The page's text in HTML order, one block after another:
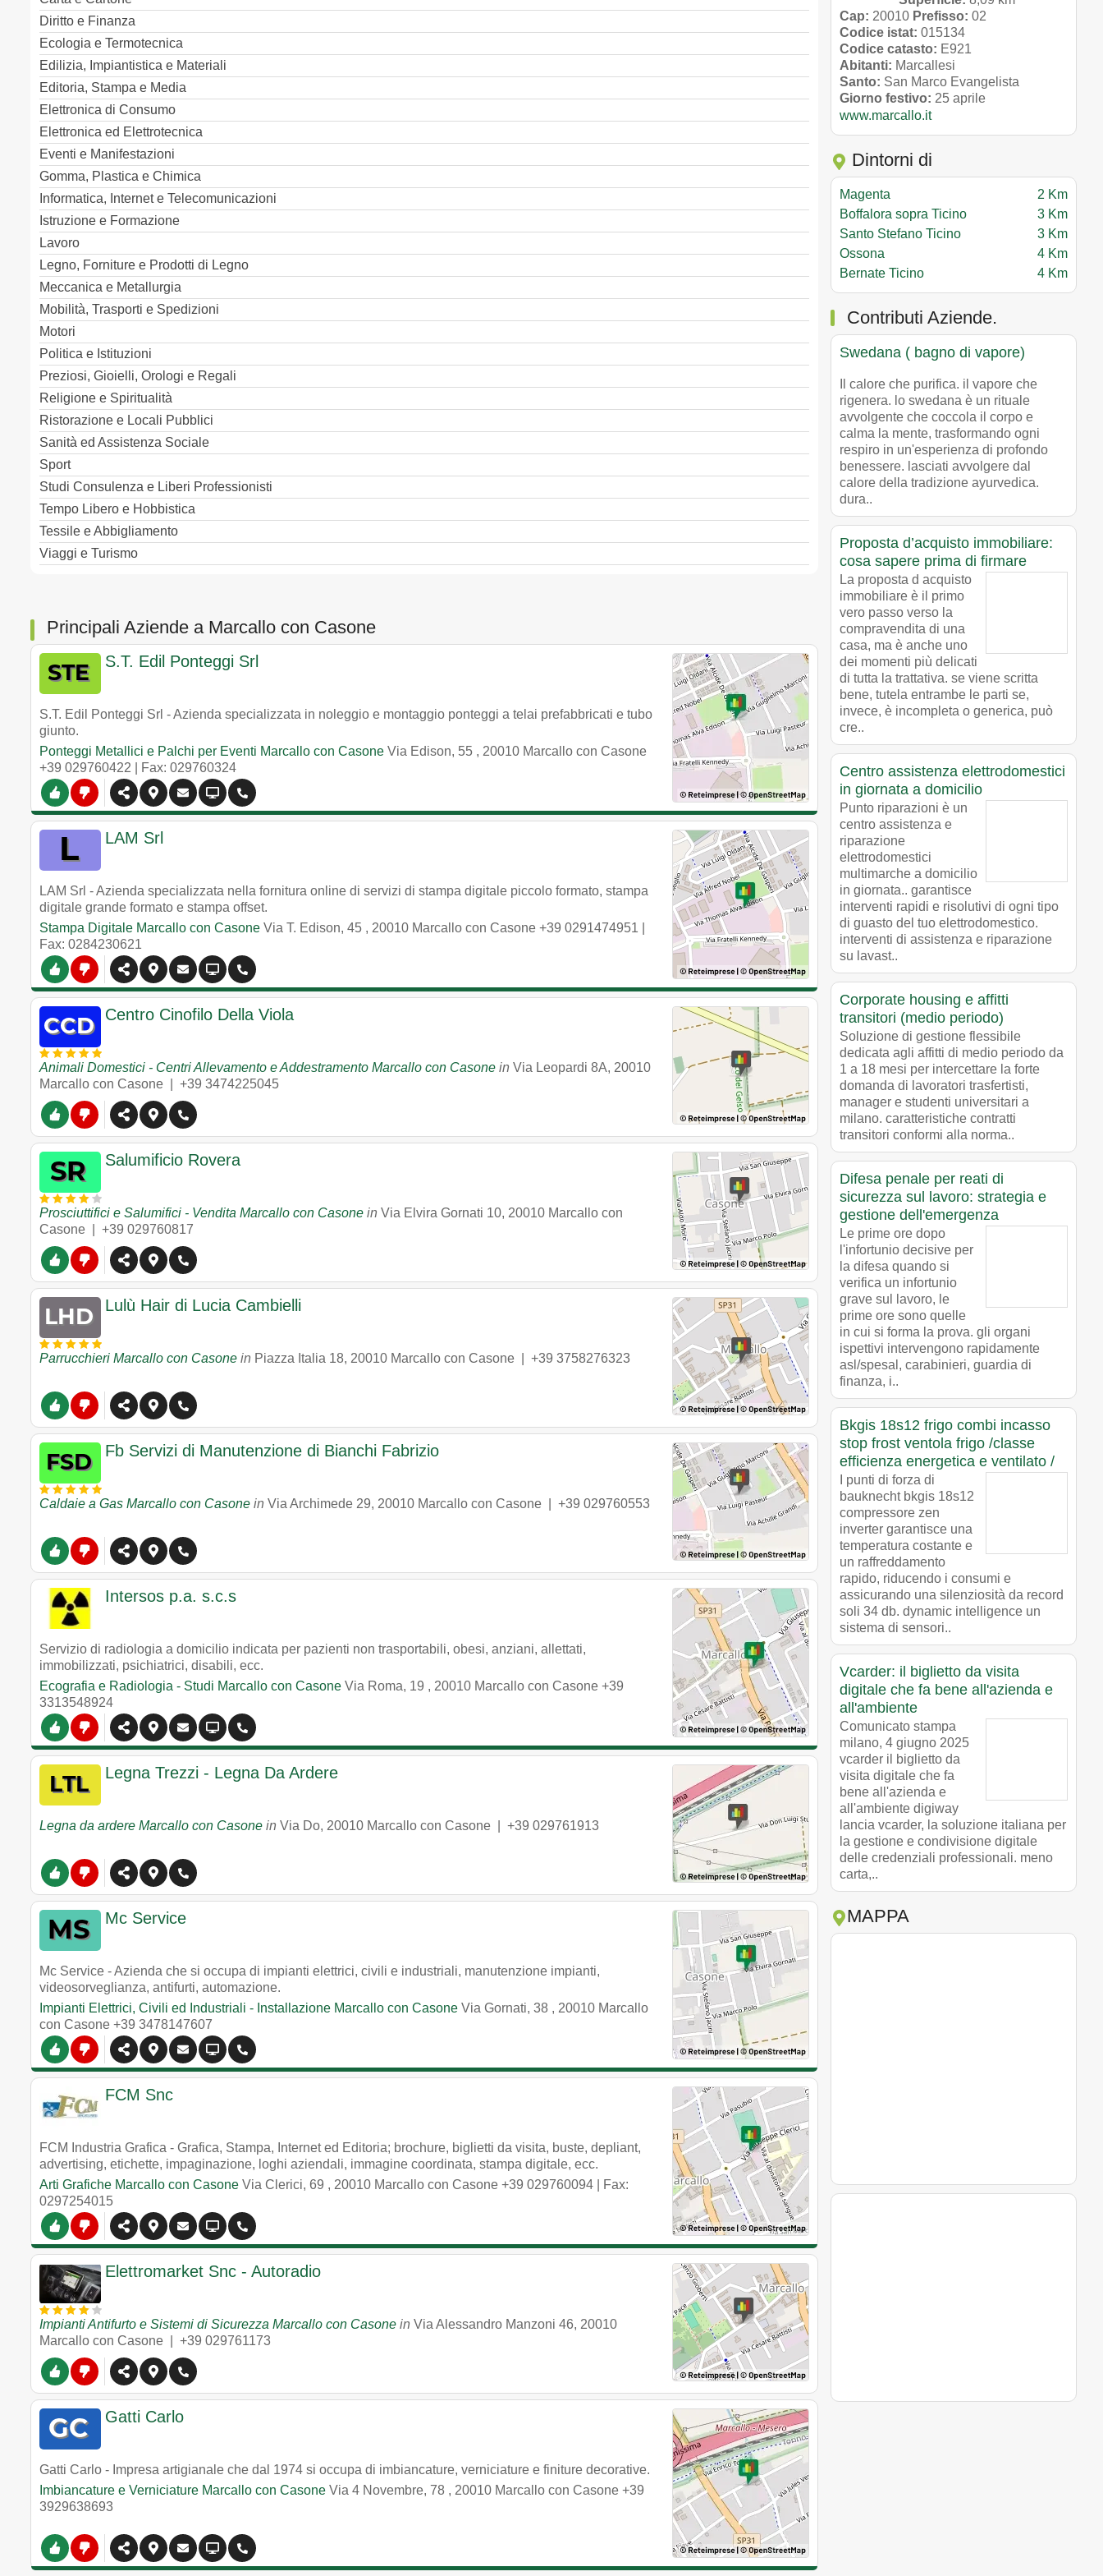
Diritto e Finanza
Ecologia e Termotecnica
Edilizia, Impiantistica e Materiali
Editoria, Stampa e Media
Elettronica di Consumo
Elettronica ed Elettrotecnica
Eventi e Manifestazioni
Gomma, Plastica e Chimica
Informatica, Internet e Telecomunicazioni
Istruzione e Formazione
Lavoro
Legno, Forniture e Prodotti di Legno
Meccanica e Metallurgia
Mobilità, Trasporti e Spedizioni
Motori
Politica e Istituzioni
Preziosi, Gioielli, Orologi e Regali
Religione e Spiritualità
Ristorazione e Locali Pubblici
Sanità ed Assistenza Sociale
Sport
Studi Consulenza e Liberi Professionisti
Tempo Libero e Hobbistica
Tessile e Abbigliamento
Viaggi e Turismo
Principali Aziende a Marcallo con Casone
S.T. Edil Ponteggi Srl
S.T. Edil Ponteggi Srl - Azienda specializzata in noleggio e montaggio ponteggi a telai prefabbricati e tubo
giunto.
Ponteggi Metallici e Palchi per Eventi Marcallo con Casone Via Edison, 55 , 20010 Marcallo con Casone
+39 029760422 | Fax: 029760324
LAM Srl
LAM Srl - Azienda specializzata nella fornitura online di servizi di stampa digitale piccolo formato, stampa
digitale grande formato e stampa offset.
Stampa Digitale Marcallo con Casone Via T. Edison, 45 , 20010 Marcallo con Casone +39 0291474951
Fax: 0284230621
Centro Cinofilo Della Viola
Animali Domestici - Centri Allevamento e Addestramento Marcallo con Casone in Via Leopardi 8A, 20010
Marcallo con Casone
+39 3474225045
Salumificio Rovera
Prosciuttifici e Salumifici - Vendita Marcallo con Casone in Via Elvira Gornati 10, 20010 Marcallo con
Casone
+39 029760817
Lulù Hair di Lucia Cambielli
Parrucchieri Marcallo con Casone in Piazza Italia 18, 20010 Marcallo con Casone +39 3758276323
Fb Servizi di Manutenzione di Bianchi Fabrizio
Caldaie a Gas Marcallo con Casone in Via Archimede 29, 20010 Marcallo con Casone +39 029760553
Intersos p.a. s.c.s
Servizio di radiologia a domicilio indicata per pazienti non trasportabili, obesi, anziani, allettati,
immobilizzati, psichiatrici, disabili, ecc.
Ecografia e Radiologia - Studi Marcallo con Casone Via Roma, 19 , 20010 Marcallo con Casone +39
3313548924
Legna Trezzi - Legna Da Ardere
Legna da ardere Marcallo con Casone in Via Do, 20010 Marcallo con Casone +39 029761913
Mc Service
Mc Service - Azienda che si occupa di impianti elettrici, civili e industriali, manutenzione impianti,
videosorveglianza, antifurti, automazione.
Impianti Elettrici, Civili ed Industriali - Installazione Marcallo con Casone Via Gornati, 38 , 20010 Marcallo
con Casone +39 3478147607
FCM Snc
FCM Industria Grafica - Grafica, Stampa, Internet ed Editoria; brochure, biglietti da visita, buste, depliant,
advertising, etichette, impaginazione, loghi aziendali, immagine coordinata, stampa digitale, ecc.
Arti Grafiche Marcallo con Casone Via Clerici, 69 , 20010 Marcallo con Casone +39 029760094 | Fax:
0297254015
Elettromarket Snc - Autoradio
Impianti Antifurto e Sistemi di Sicurezza Marcallo con Casone in Via Alessandro Manzoni 46, 20010
Marcallo con Casone
+39 029761173
Gatti Carlo
Gatti Carlo - Impresa artigianale che dal 1974 si occupa di imbiancature, verniciature e finiture decorative.
Imbiancature e Verniciature Marcallo con Casone Via 4 Novembre, 78 , 20010 Marcallo con Casone +39
3929638693
Cap: 20010 Prefisso: 02
Codice istat: 015134
Codice catasto: E921
Abitanti: Marcallesi
Santo: San Marco Evangelista
Giorno festivo: 25 aprile
www.marcallo.it
Dintorni di
Magenta
2 Km
Boffalora sopra Ticino
3 Km
Santo Stefano Ticino
3 Km
Ossona
4 Km
Bernate Ticino
4 Km
Contributi Aziende.
Swedana ( bagno di vapore)
Il calore che purifica. il vapore che
rigenera. lo swedana è un rituale
avvolgente che coccola il corpo e
calma la mente, trasformando ogni
respiro in un'esperienza di profondo
benessere. lasciati avvolgere dal
calore della tradizione ayurvedica.
dura..
Proposta d’acquisto immobiliare:
cosa sapere prima di firmare
La proposta d acquisto
immobiliare è il primo
vero passo verso la
compravendita di una
casa, ma è anche uno
dei momenti più delicati
di tutta la trattativa. se viene scritta
bene, tutela entrambe le parti se,
invece, è incompleta o generica, può
cre..
Centro assistenza elettrodomestici
in giornata a domicilio
Punto riparazioni è un
centro assistenza e
riparazione
elettrodomestici
multimarche a domicilio
in giornata.. garantisce
interventi rapidi e risolutivi di ogni tipo
di guasto del tuo elettrodomestico.
interventi di assistenza e riparazione
su lavast..
Corporate housing e affitti
transitori (medio periodo)
Soluzione di gestione flessibile
dedicata agli affitti di medio periodo da
1 a 18 mesi per intercettare la forte
domanda di lavoratori trasfertisti,
manager e studenti universitari a
milano. caratteristiche contratti
transitori conformi alla norma..
Difesa penale per reati di
sicurezza sul lavoro: strategia e
gestione dell'emergenza
Le prime ore dopo
l'infortunio decisive per
la difesa quando si
verifica un infortunio
grave sul lavoro, le
prime ore sono quelle
in cui si forma la prova. gli organi
ispettivi intervengono rapidamente
asl/spesal, carabinieri, guardia di
finanza, i..
Bkgis 18s12 frigo combi incasso
stop frost ventola frigo /classe
efficienza energetica e ventilato /
I punti di forza di
bauknecht bkgis 18s12
compressore zen
inverter garantisce una
temperatura costante e
un raffreddamento
rapido, riducendo i consumi e
assicurando una silenziosità da record
soli 34 db. dynamic intelligence un
sistema di sensori..
Vcarder: il biglietto da visita
digitale che fa bene all'azienda e
all'ambiente
Comunicato stampa
milano, 4 giugno 2025
vcarder il biglietto da
visita digitale che fa
bene all'azienda e
all'ambiente digiway
lancia vcarder, la soluzione italiana per
la gestione e condivisione digitale
delle credenziali professionali. meno
carta,..
MAPPA